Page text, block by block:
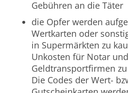
Gebühren an die Täter
die Opfer werden
Wertkarten oder
in Supermärkten zu
Unkosten für Notar und
Geldtransportfirmen
Die Codes der Wert-